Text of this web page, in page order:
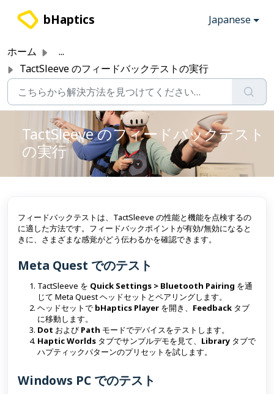
bHaptics Japanese
ホーム
...
TactSleeve のフィードバックテストの実行
TactSleeve のフィードバックテスト
の実行
フィードバックテストは、TactSleeve の性能と機能を点検するの
に適した方法です。フィードバックポイントが有効/無効になると
きに、さまざまな感覚がどう伝わるかを確認できます。
Meta Quest でのテスト
TactSleeve を Quick Settings > Bluetooth Pairing を通
じて Meta Quest ヘッドセットとペアリングします。
ヘッドセットで bHaptics Player を開き、 Feedback タブ
に移動します。
Dot および Path モードでデバイスをテストします。
Haptic Worlds タブでサンプルデモを見て、 Library タブで
ハプティックパターンのプリセットを試します。
Windows PC でのテスト